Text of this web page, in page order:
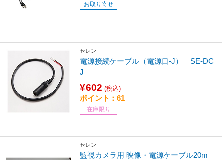
お取り寄せ
セレン
電源接続ケーブル（電源口-J） SE-DC
J
¥602 (税込)
ポイント：61
在庫限り
セレン
監視カメラ用 映像・電源ケーブル20m